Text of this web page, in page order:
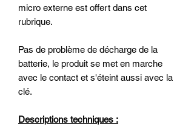
micro externe est offert dans cet
rubrique.
Pas de problème de décharge de la
batterie, le produit se met en marche
avec le contact et s'éteint aussi avec la
clé.
Descriptions techniques :